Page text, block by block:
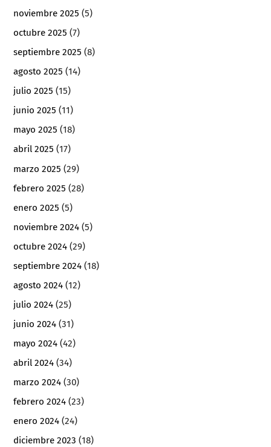
noviembre 2025 (5)
octubre 2025 (7)
septiembre 2025 (8)
agosto 2025 (14)
julio 2025 (15)
junio 2025 (11)
mayo 2025 (18)
abril 2025 (17)
marzo 2025 (29)
febrero 2025 (28)
enero 2025 (5)
noviembre 2024 (5)
octubre 2024 (29)
septiembre 2024 (18)
agosto 2024 (12)
julio 2024 (25)
junio 2024 (31)
mayo 2024 (42)
abril 2024 (34)
marzo 2024 (30)
febrero 2024 (23)
enero 2024 (24)
diciembre 2023 (18)